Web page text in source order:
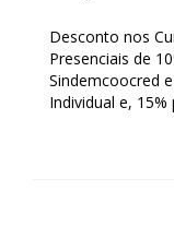
Desconto nos
Presenciais de
Sindemcoocred
Individual e,